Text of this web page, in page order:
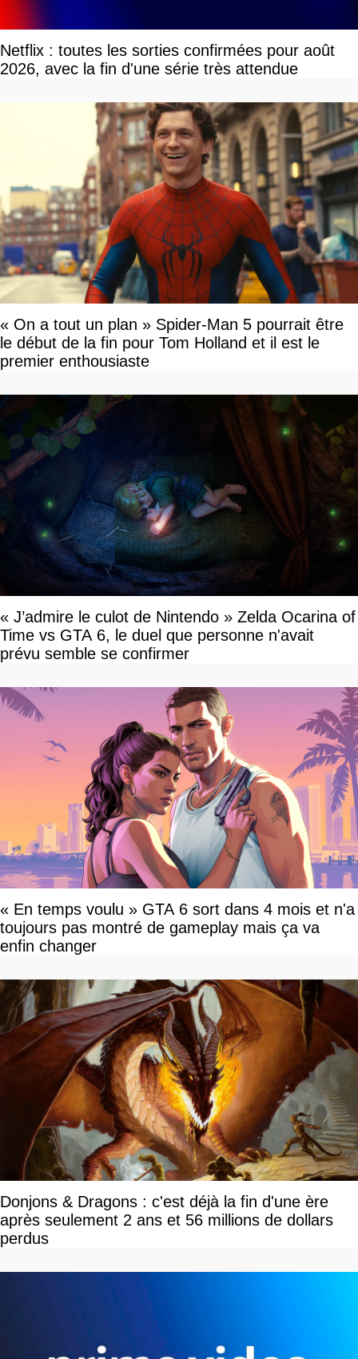
Netflix : toutes les sorties confirmées pour août
2026, avec la fin d'une série très attendue
« On a tout un plan » Spider-Man 5 pourrait être
le début de la fin pour Tom Holland et il est le
premier enthousiaste
« J’admire le culot de Nintendo » Zelda Ocarina of
Time vs GTA 6, le duel que personne n'avait
prévu semble se confirmer
« En temps voulu » GTA 6 sort dans 4 mois et n'a
toujours pas montré de gameplay mais ça va
enfin changer
Donjons & Dragons : c'est déjà la fin d'une ère
après seulement 2 ans et 56 millions de dollars
perdus